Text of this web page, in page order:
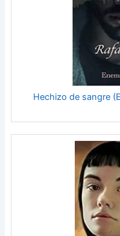
Hechizo de sangre